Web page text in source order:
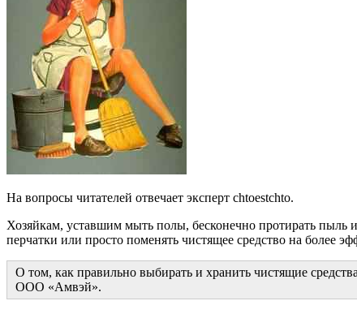
На вопросы читателей отвечает эксперт chtoestchto.
Хозяйкам, уставшим мыть полы, бесконечно протирать
перчатки или просто поменять чистящее средство на более
О том, как правильно выбирать и хранить чистящие
ООО «Амвэй».